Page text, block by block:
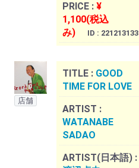
PRICE : ¥
1,100(税込
み)
ID : 221213133
店舗
TITLE : GOOD
TIME FOR LOVE
ARTIST :
WATANABE
SADAO
ARTIST(日本語) :